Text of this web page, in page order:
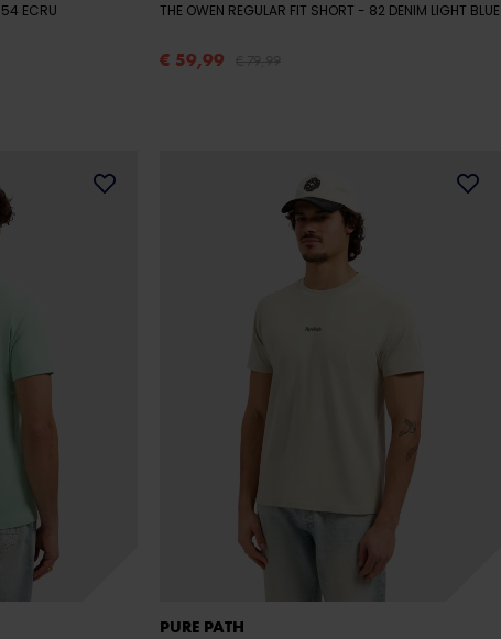
- 54 ECRU THE OWEN REGULAR FIT SHORT - 82 DENIM LIGHT BLUE
€ 59,99
PURE PATH